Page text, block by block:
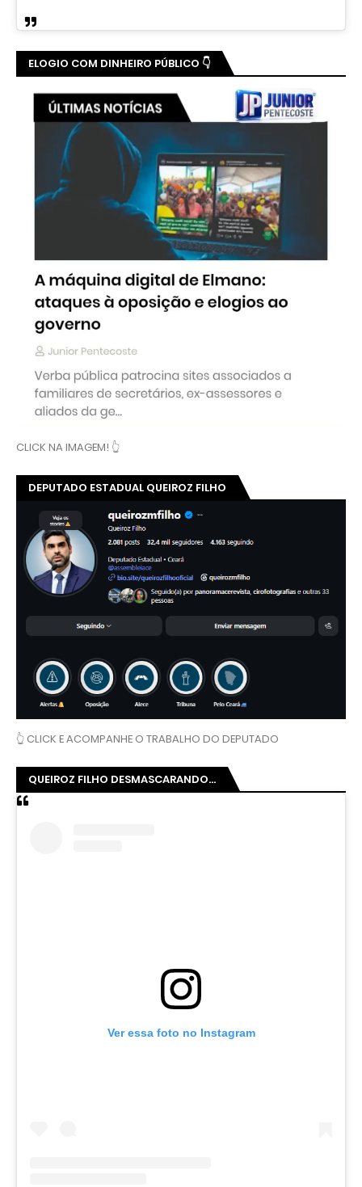
ELOGIO COM DINHEIRO PÚBLICO 👇
CLICK NA IMAGEM! 👆
DEPUTADO ESTADUAL QUEIROZ FILHO
👆 CLICK E ACOMPANHE O TRABALHO DO DEPUTADO
QUEIROZ FILHO DESMASCARANDO...
Ver essa foto no Instagram